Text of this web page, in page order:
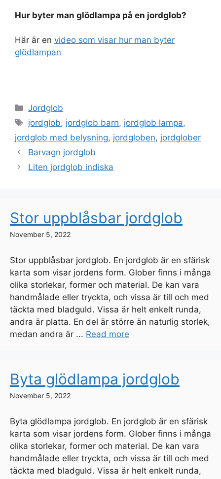
Hur byter man glödlampa på en jordglob?
Här är en video som visar hur man byter
glödlampan
Categories
Jordglob
Tags
jordglob, jordglob barn, jordglob lampa,
jordglob med belysning, jordgloben, jordglober
Barvagn jordglob
Liten jordglob indiska
Stor uppblåsbar jordglob
November 5, 2022
Stor uppblåsbar jordglob. En jordglob är en sfärisk
karta som visar jordens form. Glober finns i många
olika storlekar, former och material. De kan vara
handmålade eller tryckta, och vissa är till och med
täckta med bladguld. Vissa är helt enkelt runda,
andra är platta. En del är större än naturlig storlek,
medan andra är ... Read more
Byta glödlampa jordglob
November 5, 2022
Byta glödlampa jordglob. En jordglob är en sfärisk
karta som visar jordens form. Glober finns i många
olika storlekar, former och material. De kan vara
handmålade eller tryckta, och vissa är till och med
täckta med bladguld. Vissa är helt enkelt runda,